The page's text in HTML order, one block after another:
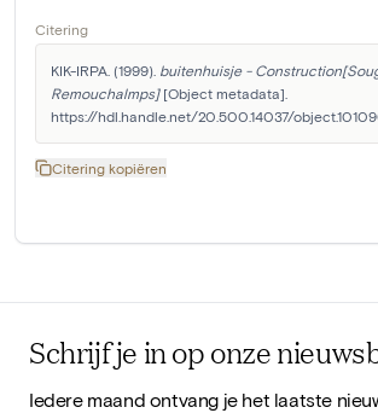
Citering
KIK-IRPA. (1999). buitenhuisje -
Remouchalmps] [Object metadata].
https://hdl.handle.net/20.500.14037/
Citering kopiëren
Schrijf je in op onze
Iedere maand ontvang je het laatste